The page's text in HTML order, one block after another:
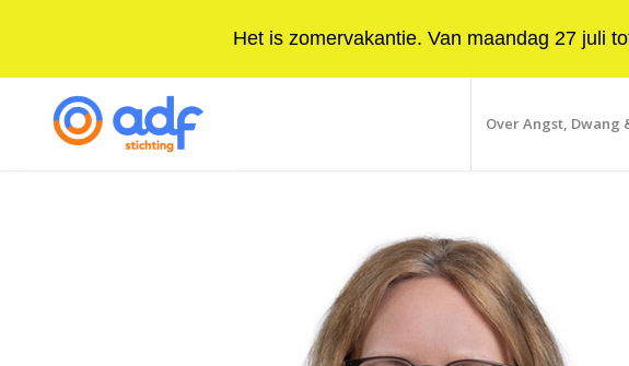
Over Angst, Dwang
Het is zomervakantie. Van maandag 27 juli